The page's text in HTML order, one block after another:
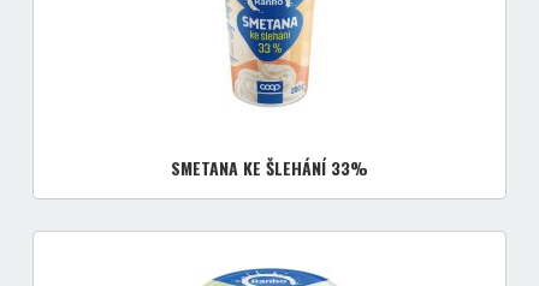
SMETANA KE ŠLEHÁNÍ 33%